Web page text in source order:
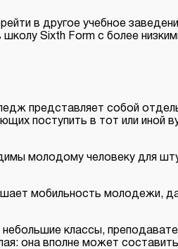
в другое учебное
Sixth Form с более
представляет собой
поступить в тот или иной
молодому человеку для
мобильность молодежи,
классы,
она вполне может